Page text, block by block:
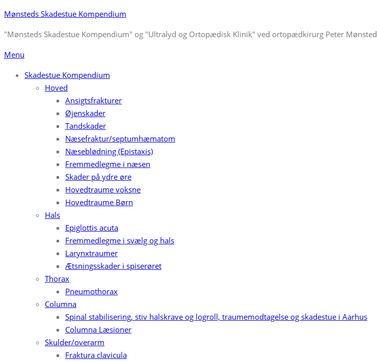
Skip
content
Mønsteds Skadestue Kompendium
"Mønsteds Skadestue Kompendium" og "Ultralyd og Ortopædisk Klinik" ved ortopædkirurg Peter Mønsted
Menu
Skadestue Kompendium
Hoved
Ansigtsfrakturer
Øjenskader
Tandskader
Næsefraktur/septumhæmatom
Næseblødning (Epistaxis)
Fremmedlegme i næsen
Skader på ydre øre
Hovedtraume voksne
Hovedtraume Børn
Hals
Epiglottis acuta
Fremmedlegme i svælg og hals
Larynxtraumer
Ætsningsskader i spiserøret
Thorax
Pneumothorax
Columna
Spinal stabilisering, stiv halskrave og logroll, traumemodtagelse og skadestue i Aarhus
Columna Læsioner
Skulder/overarm
Fraktura clavicula